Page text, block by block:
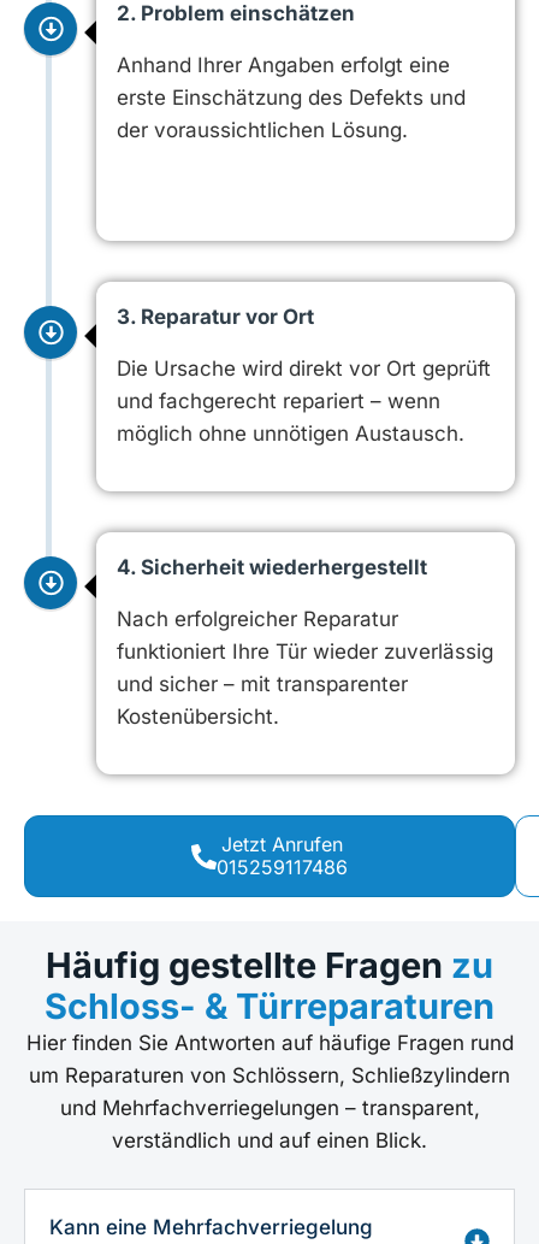
2. Problem einschätzen
Anhand Ihrer Angaben erfolgt eine
erste Einschätzung des Defekts und
der voraussichtlichen Lösung.
3. Reparatur vor Ort
Die Ursache wird direkt vor Ort geprüft
und fachgerecht repariert – wenn
möglich ohne unnötigen Austausch.
4. Sicherheit wiederhergestellt
Nach erfolgreicher Reparatur
funktioniert Ihre Tür wieder zuverlässig
und sicher – mit transparenter
Kostenübersicht.
Jetzt Anrufen
015259117486
Häufig gestellte Fragen zu
Schloss- & Türreparaturen
Hier finden Sie Antworten auf häufige Fragen rund
um Reparaturen von Schlössern, Schließzylindern
und Mehrfachverriegelungen – transparent,
verständlich und auf einen Blick.
Kann eine Mehrfachverriegelung